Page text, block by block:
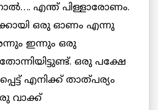
എന്ത് പിള്ളാരോണം.
ഒരു ഓണം എന്നു
ഇന്നും ഒരു
ഒരു പക്ഷേ
എനിക്ക് താത്പര്യം
വാക്ക്